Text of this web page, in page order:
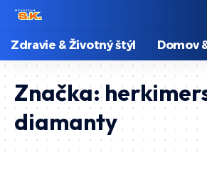
Zdravie & Životný štýl Domov
Značka:
diamanty